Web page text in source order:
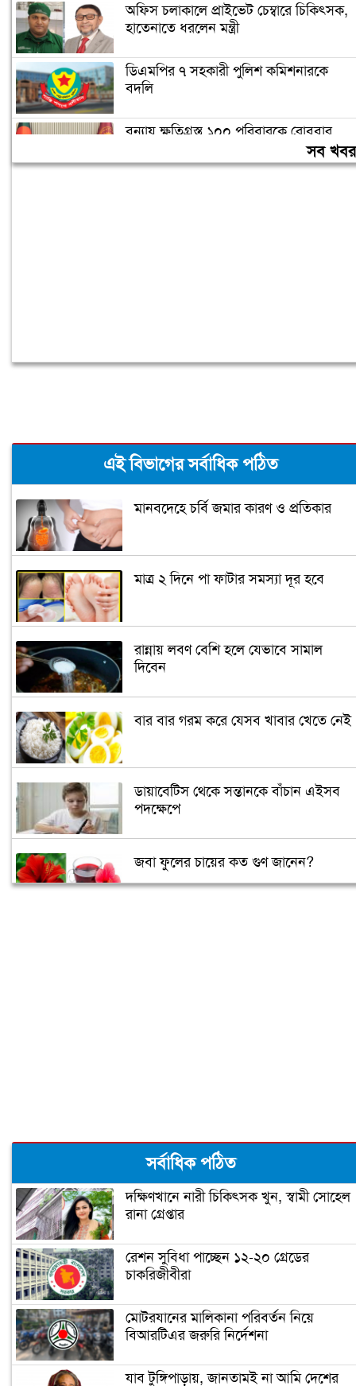
অফিস চলাকালে প্রাইভেট চেম্বারে চিকিৎসক,
হাতেনাতে ধরলেন মন্ত্রী
ডিএমপির ৭ সহকারী পুলিশ কমিশনারকে
বদলি
বন্যায় ক্ষতিগ্রস্ত ১০০ পরিবারকে রোববার
সব
এই বিভাগের সর্বাধিক পঠিত
মানবদেহে চর্বি জমার কারণ ও প্রতিকার
মাত্র ২ দিনে পা ফাটার সমস্যা দূর হবে
রান্নায় লবণ বেশি হলে যেভাবে সামাল
দিবেন
বার বার গরম করে যেসব খাবার খেতে নেই
ডায়াবেটিস থেকে সন্তানকে বাঁচান এইসব
পদক্ষেপে
জবা ফুলের চায়ের কত গুণ জানেন?
ঠোঁটের কোণে জ্বরঠোসা, কারণ ও প্রতিকার
সর্বাধিক পঠিত
দক্ষিণখানে নারী চিকিৎসক খুন, স্বামী সোহেল
রানা গ্রেপ্তার
রেশন সুবিধা পাচ্ছেন ১২-২০ গ্রেডের
চাকরিজীবীরা
মোটরযানের মালিকানা পরিবর্তন নিয়ে
বিআরটিএর জরুরি নির্দেশনা
যাব টুঙ্গিপাড়ায়, জানতামই না আমি দেশের